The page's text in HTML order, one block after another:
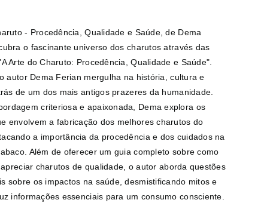
- Procedência, Qualidade e Saúde, de Dema
o fascinante universo dos charutos através das
Arte do Charuto: Procedência, Qualidade e Saúde".
autor Dema Ferian mergulha na história, cultura e
de um dos mais antigos prazeres da humanidade.
criteriosa e apaixonada, Dema explora os
envolvem a fabricação dos melhores charutos do
a importância da procedência e dos cuidados na
Além de oferecer um guia completo sobre como
charutos de qualidade, o autor aborda questões
sobre os impactos na saúde, desmistificando mitos e
informações essenciais para um consumo consciente.